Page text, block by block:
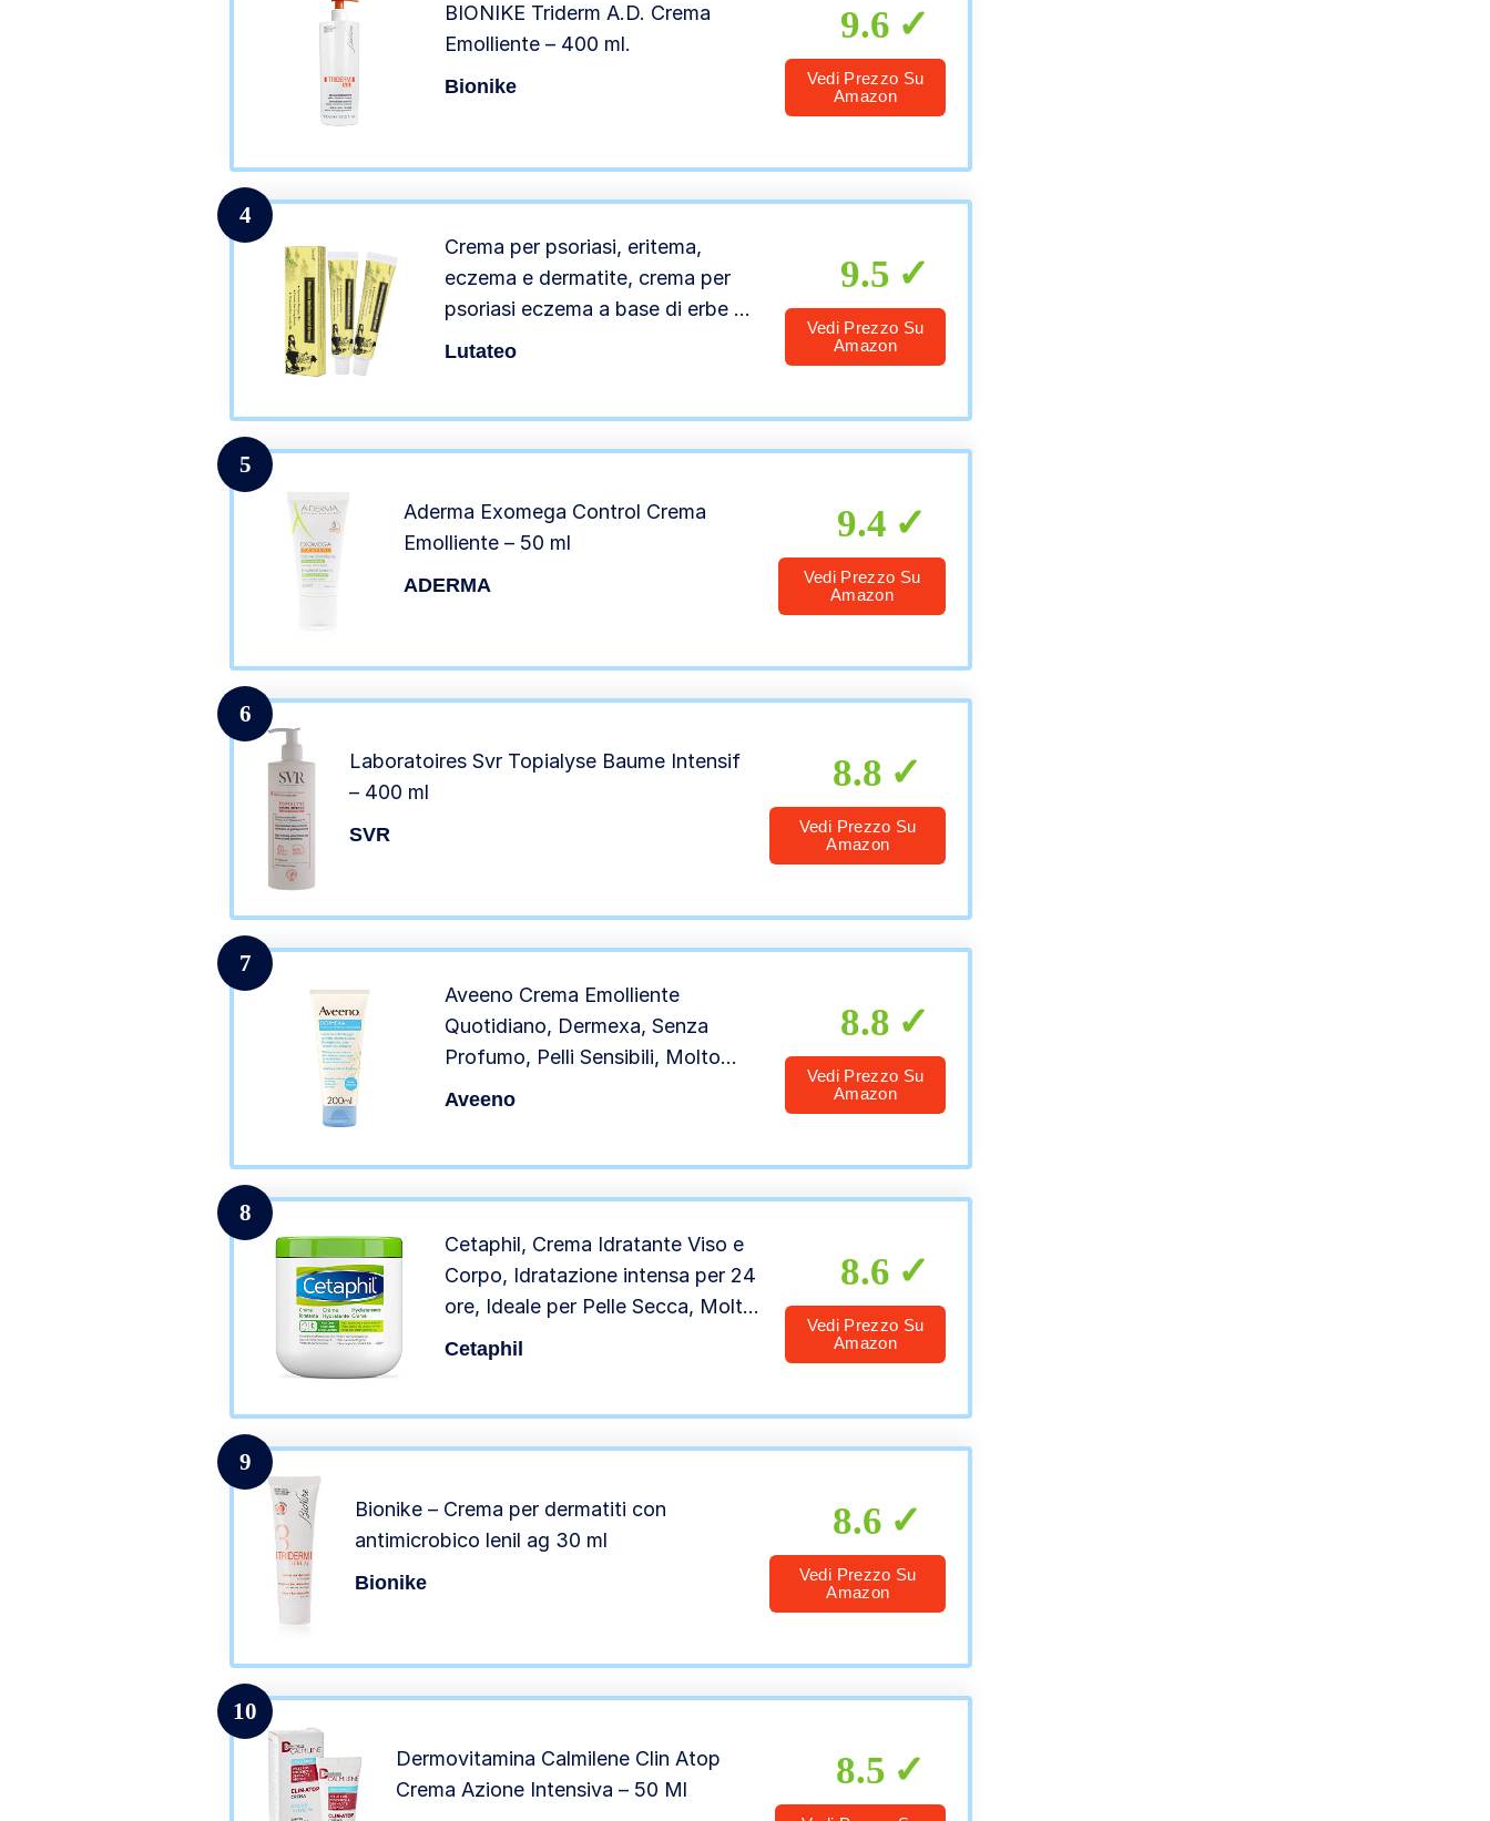
BIONIKE Triderm A.D. Crema
Emolliente – 400 ml.
Bionike
9.6
Vedi Prezzo Su
Amazon
4
Crema per psoriasi, eritema,
eczema e dermatite, crema per
psoriasi eczema a base di erbe di
alta qualità, dermatite ed eczema
Lutateo
9.5
Vedi Prezzo Su
Amazon
5
Aderma Exomega Control Crema
Emolliente – 50 ml
ADERMA
9.4
Vedi Prezzo Su
Amazon
6
Laboratoires Svr Topialyse Baume Intensif
– 400 ml
SVR
8.8
Vedi Prezzo Su
Amazon
7
Aveeno Crema Emolliente
Quotidiano, Dermexa, Senza
Profumo, Pelli Sensibili, Molto
Secche, a Tendenza Atopica, 200
Aveeno
8.8
Vedi Prezzo Su
Amazon
8
Cetaphil, Crema Idratante Viso e
Corpo, Idratazione intensa per 24
ore, Ideale per Pelle Secca, Molto
Secca, Sensibile e Danneggiata,
Cetaphil
8.6
Vedi Prezzo Su
Amazon
9
Bionike – Crema per dermatiti con
antimicrobico lenil ag 30 ml
Bionike
8.6
Vedi Prezzo Su
Amazon
10
Dermovitamina Calmilene Clin Atop
Crema Azione Intensiva – 50 Ml
8.5